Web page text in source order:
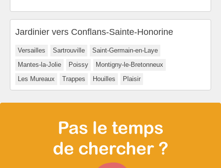
Jardinier vers Conflans-Sainte-Honorine
Versailles Sartrouville
Saint-Germain-en-Laye
Mantes-la-Jolie
Poissy
Montigny-le-Bretonneux
Les Mureaux
Trappes Houilles Plaisir